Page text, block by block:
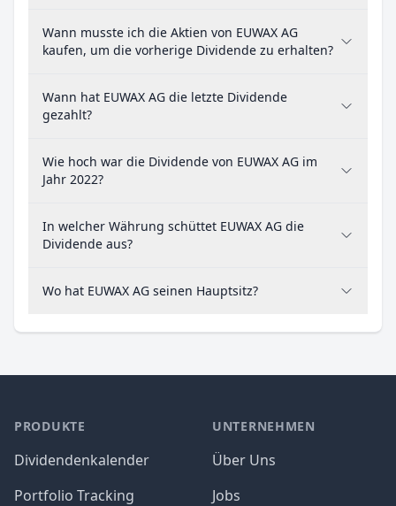
Wann musste ich die Aktien von EUWAX AG
kaufen, um die vorherige Dividende zu erhalten?
Wann hat EUWAX AG die letzte Dividende
gezahlt?
Wie hoch war die Dividende von EUWAX AG im
Jahr 2022?
In welcher Währung schüttet EUWAX AG die
Dividende aus?
Wo hat EUWAX AG seinen Hauptsitz?
PRODUKTE
Dividendenkalender
Portfolio Tracking
UNTERNEHMEN
Über Uns
Jobs